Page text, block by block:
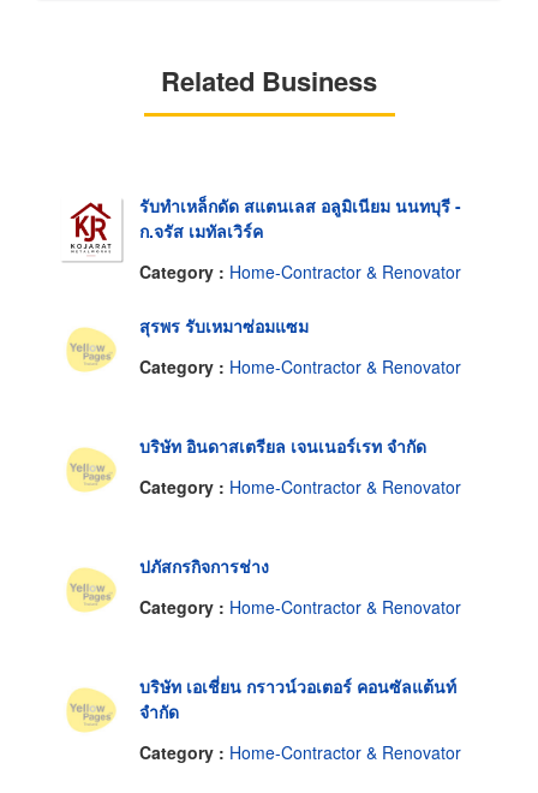
Related Business
รับทำเหล็กดัด สแตนเลส อลูมิเนียม นนทบุรี -
ก.จรัส เมทัลเวิร์ค
Category : Home-Contractor & Renovator
สุรพร รับเหมาซ่อมแซม
Category : Home-Contractor & Renovator
บริษัท อินดาสเตรียล เจนเนอร์เรท จำกัด
Category : Home-Contractor & Renovator
ปภัสกรกิจการช่าง
Category : Home-Contractor & Renovator
บริษัท เอเชี่ยน กราวน์วอเตอร์ คอนซัลแต้นท์
จำกัด
Category : Home-Contractor & Renovator